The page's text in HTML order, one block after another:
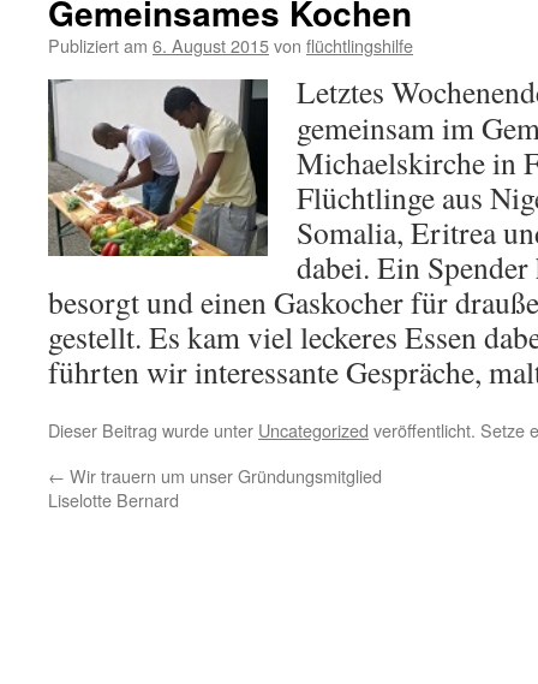
Gemeinsames Kochen
Publiziert am 6. August 2015von flüchtlingshilfe
Letztes
gemeinsam im
Michaelskirche in
Flüchtlinge aus
Somalia, Eritrea
dabei. Ein
besorgt und einen Gaskocher für
gestellt. Es kam viel leckeres Essen
führten wir interessante Gespräche,
Dieser Beitrag wurde unter Uncategorized veröffentlicht. Setze
← Wir trauern um unser Gründungsmitglied
Liselotte Bernard